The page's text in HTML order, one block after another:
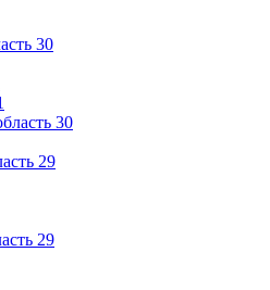
30
30
29
29